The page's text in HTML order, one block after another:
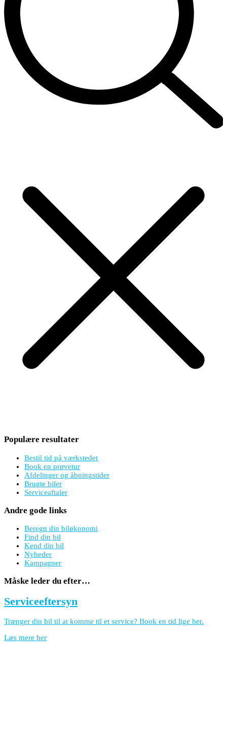
Populære resultater
Bestil tid på værkstedet
Book en prøvetur
Afdelinger og åbningstider
Brugte biler
Serviceaftaler
Andre gode links
Beregn din biløkonomi
Find din bil
Kend din bil
Nyheder
Kampagner
Måske leder du efter…
Serviceeftersyn
Trænger din bil til at komme til et service? Book en tid lige her.
Læs mere her